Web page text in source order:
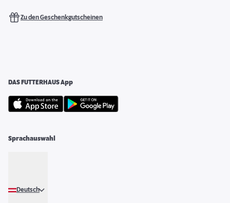
Zu den Geschenkgutscheinen
DAS FUTTERHAUS App
Sprachauswahl
Deutsch